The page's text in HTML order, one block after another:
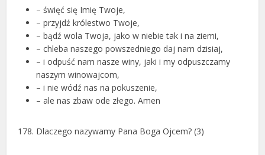
– święć się Imię Twoje,
– przyjdź królestwo Twoje,
– bądź wola Twoja, jako w niebie tak i na ziemi,
– chleba naszego powszedniego daj nam dzisiaj,
– i odpuść nam nasze winy, jaki i my odpuszczamy
naszym winowajcom,
– i nie wódź nas na pokuszenie,
– ale nas zbaw ode złego. Amen
Dlaczego nazywamy Pana Boga Ojcem? (3)